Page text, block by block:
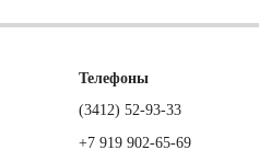
Телефоны
(3412) 52-93-33
+7 919 902-65-69